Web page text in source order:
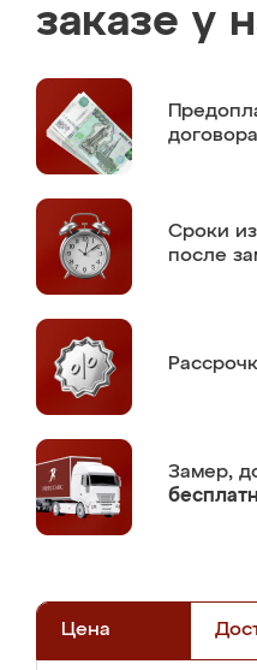
заказе у
договора
Сроки
после
Замер,
Цена